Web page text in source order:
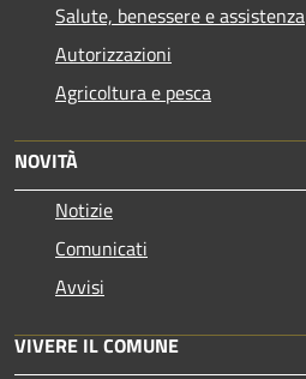
Salute, benessere e assistenza
Autorizzazioni
Agricoltura e pesca
NOVITÀ
Notizie
Comunicati
Avvisi
VIVERE IL COMUNE